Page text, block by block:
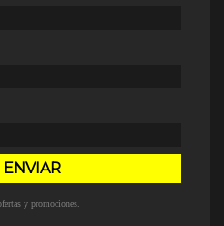
ENVIAR
y promociones.